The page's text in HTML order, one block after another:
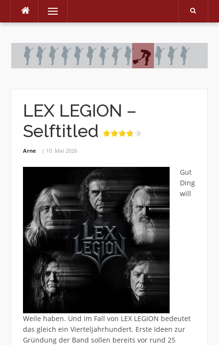
Skip
Menu
LEX LEGION –
Selftitled
Arne 10. Mai 2026
Gut
Ding
will
Weile haben. Und im Fall von LEX LEGION bedeutet
das gleich ein Vierteljahrhundert. Erste Ideen zur
Gründung der Band sollen bereits vor rund 25